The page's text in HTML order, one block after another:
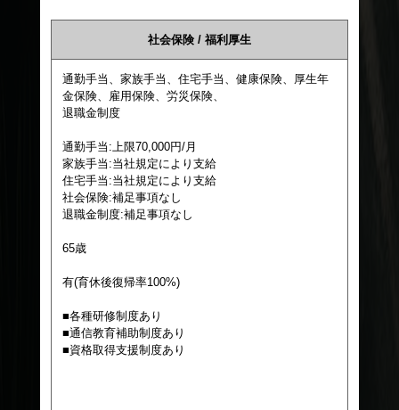
社会保険 / 福利厚生
通勤手当、家族手当、住宅手当、健康保険、厚生年
金保険、雇用保険、労災保険、
退職金制度
通勤手当:上限70,000円/月
家族手当:当社規定により支給
住宅手当:当社規定により支給
社会保険:補足事項なし
退職金制度:補足事項なし
65歳
有(育休後復帰率100%)
■各種研修制度あり
■通信教育補助制度あり
■資格取得支援制度あり